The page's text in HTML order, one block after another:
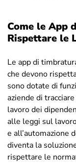
Come le App
Rispettare le
Le app di
che devono
sono dotate di
aziende di
lavoro dei
alle leggi sul
e all’automazione
diventa la
rispettare le